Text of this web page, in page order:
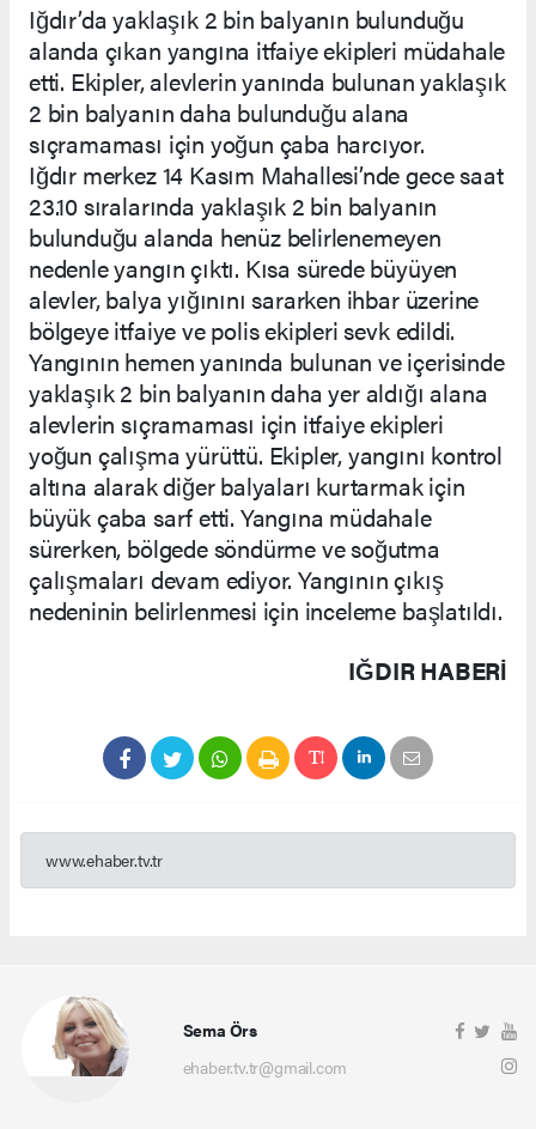
Iğdır’da yaklaşık 2 bin balyanın bulunduğu
alanda çıkan yangına itfaiye ekipleri müdahale
etti. Ekipler, alevlerin yanında bulunan yaklaşık
2 bin balyanın daha bulunduğu alana
sıçramaması için yoğun çaba harcıyor.
Iğdır merkez 14 Kasım Mahallesi’nde gece saat
23.10 sıralarında yaklaşık 2 bin balyanın
bulunduğu alanda henüz belirlenemeyen
nedenle yangın çıktı. Kısa sürede büyüyen
alevler, balya yığınını sararken ihbar üzerine
bölgeye itfaiye ve polis ekipleri sevk edildi.
Yangının hemen yanında bulunan ve içerisinde
yaklaşık 2 bin balyanın daha yer aldığı alana
alevlerin sıçramaması için itfaiye ekipleri
yoğun çalışma yürüttü. Ekipler, yangını kontrol
altına alarak diğer balyaları kurtarmak için
büyük çaba sarf etti. Yangına müdahale
sürerken, bölgede söndürme ve soğutma
çalışmaları devam ediyor. Yangının çıkış
nedeninin belirlenmesi için inceleme başlatıldı.
IĞDIR HABERİ
www.ehaber.tv.tr
Sema Örs
ehaber.tv.tr@gmail.com